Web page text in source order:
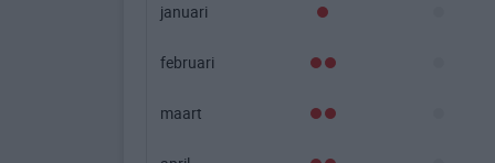
januari
februari
maart